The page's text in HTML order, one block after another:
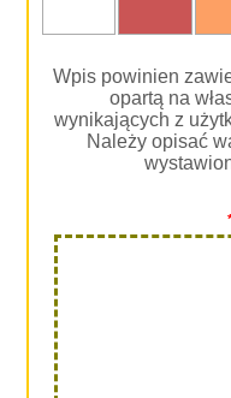
Wpis powinien
opartą na
wynikających z
Należy opisać